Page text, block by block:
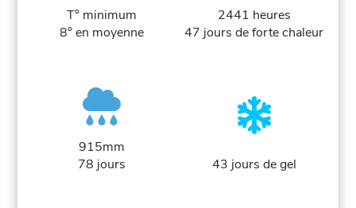
T° minimum
8° en moyenne
2441 heures
47 jours de forte chaleur
915mm
78 jours
43 jours de gel